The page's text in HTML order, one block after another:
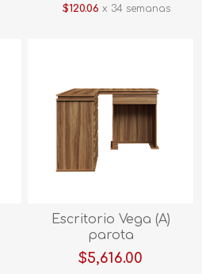
$120.06 x 34 semanas
Escritorio Vega (A)
parota
$5,616.00